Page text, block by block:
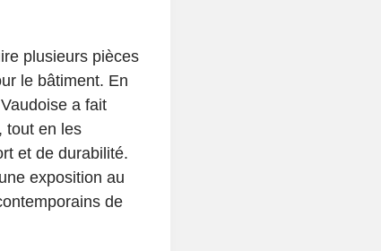
plusieurs pièces
le bâtiment. En
a fait
tout en les
et de durabilité.
exposition au
de